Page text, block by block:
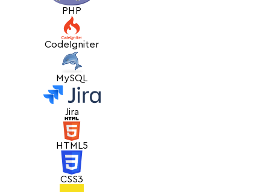
Помимо интерфейса для клиентов компании, мы
разработали удобную в использовании панель
управления сайтом, что позволяет сотрудникам
компании без труда поддерживать актуальность всей
информации на сайте.
Мы стремимся выполнять все требования наших
клиентов, как в визуальной части, так и в
функциональной реализации. Поэтому сайт для компании
Mirax полностью отвечает изначально поставленным
PHP
CodeIgniter
MySQL
Jira
HTML5
CSS3